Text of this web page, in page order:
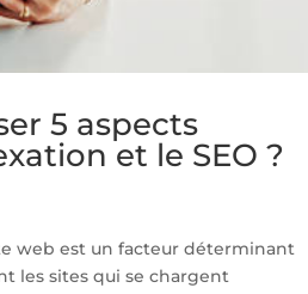
5 aspects
et le SEO ?
web est un facteur déterminant
les sites qui se chargent